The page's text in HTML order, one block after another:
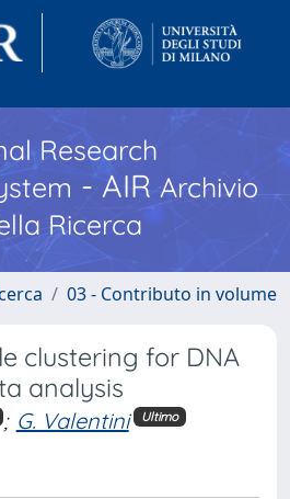
Research
- AIR Archivio
Ricerca
03 - Contributo in volume
clustering for DNA
analysis
; G. Valentini Ultimo